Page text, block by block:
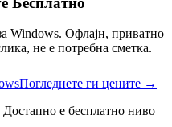
Windows. Офлајн, приватно
не е потребна сметка.
Погледнете ги цените →
Достапно е бесплатно ниво